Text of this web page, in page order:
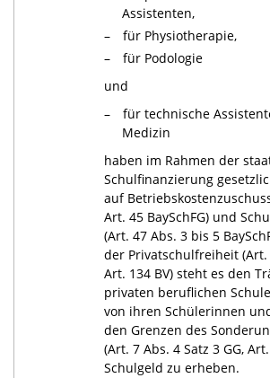
Assistenten,
für Physiotherapie,
für Podologie
und
für technische
Medizin
haben im Rahmen der
Schulfinanzierung
auf
Art. 45 BaySchFG) und
(Art. 47 Abs. 3 bis 5
der Privatschulfreiheit (Art.
Art. 134 BV) steht es den
privaten beruflichen
von ihren Schülerinnen
den Grenzen des
(Art. 7 Abs. 4 Satz 3 GG,
Schulgeld zu erheben.